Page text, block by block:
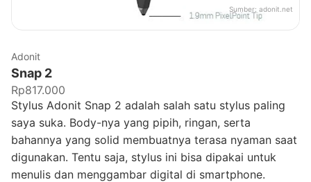
Sumber: adonit.net
Adonit
Snap 2
Rp817.000
Stylus Adonit Snap 2 adalah salah satu stylus paling
saya suka. Body-nya yang pipih, ringan, serta
bahannya yang solid membuatnya terasa nyaman saat
digunakan. Tentu saja, stylus ini bisa dipakai untuk
menulis dan menggambar digital di smartphone.